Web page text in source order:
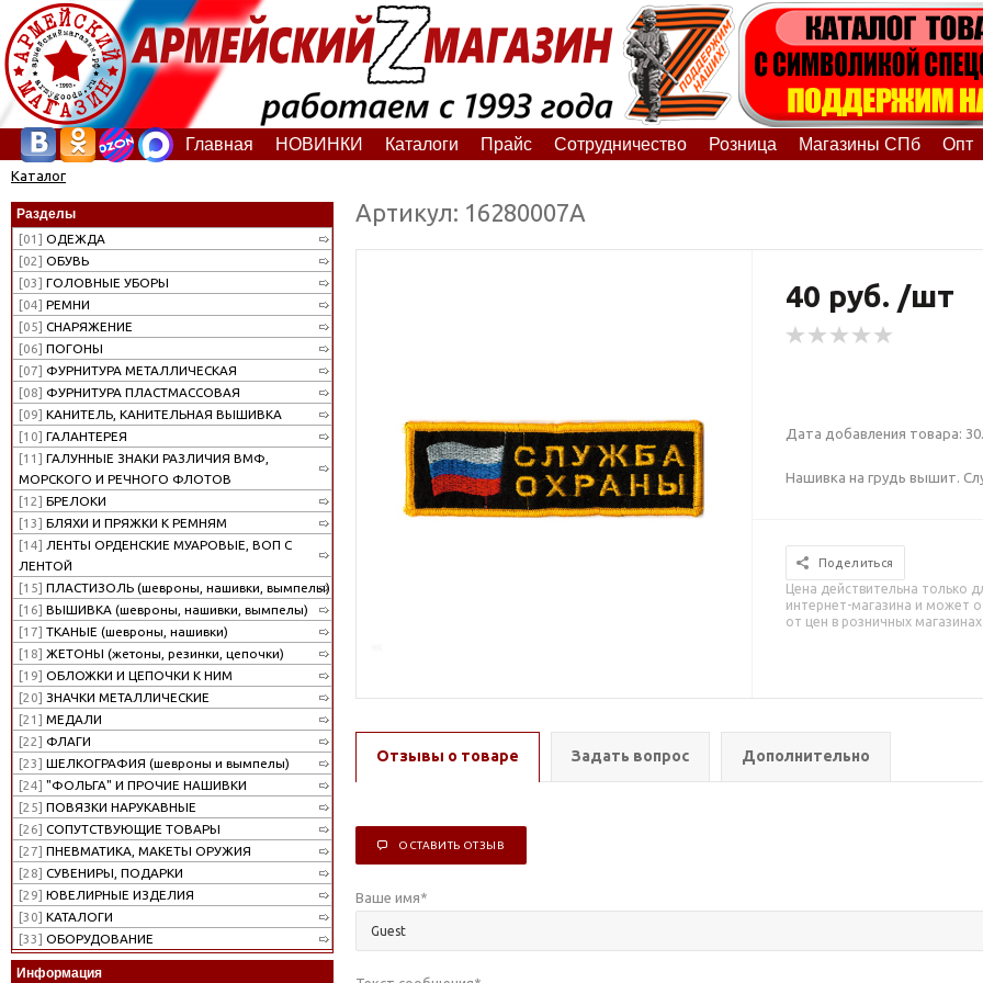
Главная НОВИНКИ Каталоги Прайс Сотрудничество Розница Магазины СПб Опт
Каталог
Разделы
[01] ОДЕЖДА
[02] ОБУВЬ
[03] ГОЛОВНЫЕ УБОРЫ
[04] РЕМНИ
[05] СНАРЯЖЕНИЕ
[06] ПОГОНЫ
[07] ФУРНИТУРА МЕТАЛЛИЧЕСКАЯ
[08] ФУРНИТУРА ПЛАСТМАССОВАЯ
[09] КАНИТЕЛЬ, КАНИТЕЛЬНАЯ ВЫШИВКА
[10] ГАЛАНТЕРЕЯ
[11] ГАЛУННЫЕ ЗНАКИ РАЗЛИЧИЯ ВМФ,
МОРСКОГО И РЕЧНОГО ФЛОТОВ
[12] БРЕЛОКИ
[13] БЛЯХИ И ПРЯЖКИ К РЕМНЯМ
[14] ЛЕНТЫ ОРДЕНСКИЕ МУАРОВЫЕ, ВОП С
ЛЕНТОЙ
[15] ПЛАСТИЗОЛЬ (шевроны, нашивки, вымпелы)
[16] ВЫШИВКА (шевроны, нашивки, вымпелы)
[17] ТКАНЫЕ (шевроны, нашивки)
[18] ЖЕТОНЫ (жетоны, резинки, цепочки)
[19] ОБЛОЖКИ И ЦЕПОЧКИ К НИМ
[20] ЗНАЧКИ МЕТАЛЛИЧЕСКИЕ
[21] МЕДАЛИ
[22] ФЛАГИ
[23] ШЕЛКОГРАФИЯ (шевроны и вымпелы)
[24] "ФОЛЬГА" И ПРОЧИЕ НАШИВКИ
[25] ПОВЯЗКИ НАРУКАВНЫЕ
[26] СОПУТСТВУЮЩИЕ ТОВАРЫ
[27] ПНЕВМАТИКА, МАКЕТЫ ОРУЖИЯ
[28] СУВЕНИРЫ, ПОДАРКИ
[29] ЮВЕЛИРНЫЕ ИЗДЕЛИЯ
[30] КАТАЛОГИ
[33] ОБОРУДОВАНИЕ
Информация
Артикул: 16280007А
40 руб. /шт
Дата добавления товара:
Нашивка на грудь вышит.
Поделиться
Цена действительна только
интернет-магазина и может
от цен в розничных магазинах
Отзывы о товаре Задать вопрос Дополнительно
ОСТАВИТЬ ОТЗЫВ
Ваше имя*